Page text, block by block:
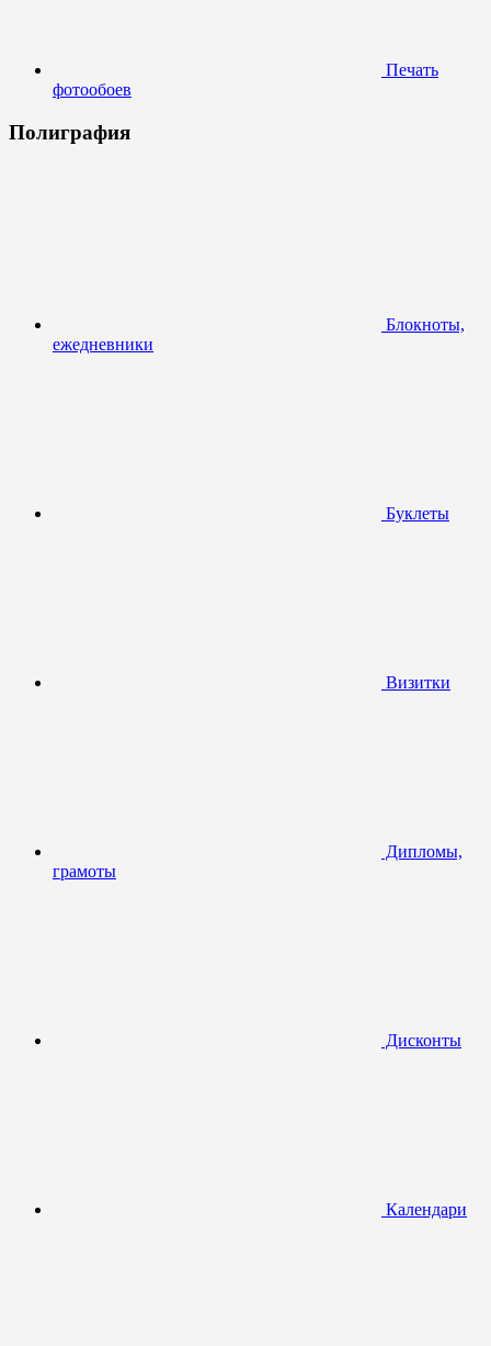
Печать
фотообоев
Полиграфия
Блокноты,
ежедневники
Буклеты
Визитки
Дипломы,
грамоты
Дисконты
Календари